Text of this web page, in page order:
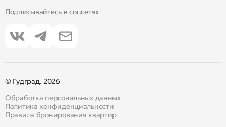
Подписывайтесь в соцсетях
© Гудград, 2026
Обработка персональных данных
Политика конфиденциальности
Правила бронирования квартир